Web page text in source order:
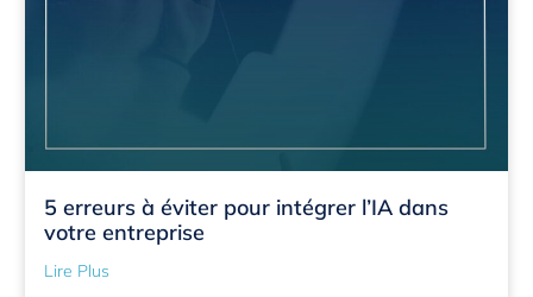
5 erreurs à éviter pour intégrer l’IA dans
votre entreprise
Lire Plus